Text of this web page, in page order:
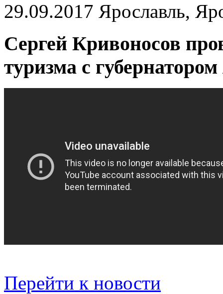
29.09.2017 Ярославль,
Сергей Кривоносов
туризма с
Перейти к новости